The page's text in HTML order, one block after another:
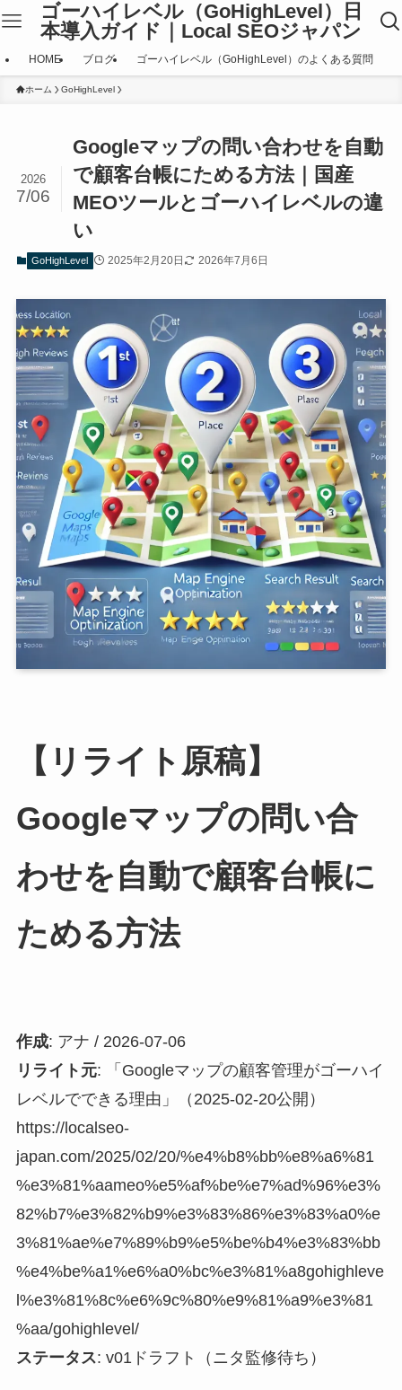
ゴーハイレベル（GoHighLevel）日
本導入ガイド｜Local SEOジャパン
HOME ブログ ゴーハイレベル（GoHighLevel）のよくある質問
ホーム GoHighLevel
Googleマップの問い合わせを自動
で顧客台帳にためる方法｜国産
MEOツールとゴーハイレベルの違
い
2026
7/06
GoHighLevel 2025年2月20日 2026年7月6日
【リライト原稿】
Googleマップの問い合
わせを自動で顧客台帳に
ためる方法
作成: アナ / 2026-07-06
リライト元: 「Googleマップの顧客管理がゴーハイ
レベルでできる理由」（2025-02-20公開）
https://localseo-
japan.com/2025/02/20/%e4%b8%bb%e8%a6%81
%e3%81%aameo%e5%af%be%e7%ad%96%e3%
82%b7%e3%82%b9%e3%83%86%e3%83%a0%e
3%81%ae%e7%89%b9%e5%be%b4%e3%83%bb
%e4%be%a1%e6%a0%bc%e3%81%a8gohighleve
l%e3%81%8c%e6%9c%80%e9%81%a9%e3%81
%aa/gohighlevel/
ステータス: v01ドラフト（ニタ監修待ち）